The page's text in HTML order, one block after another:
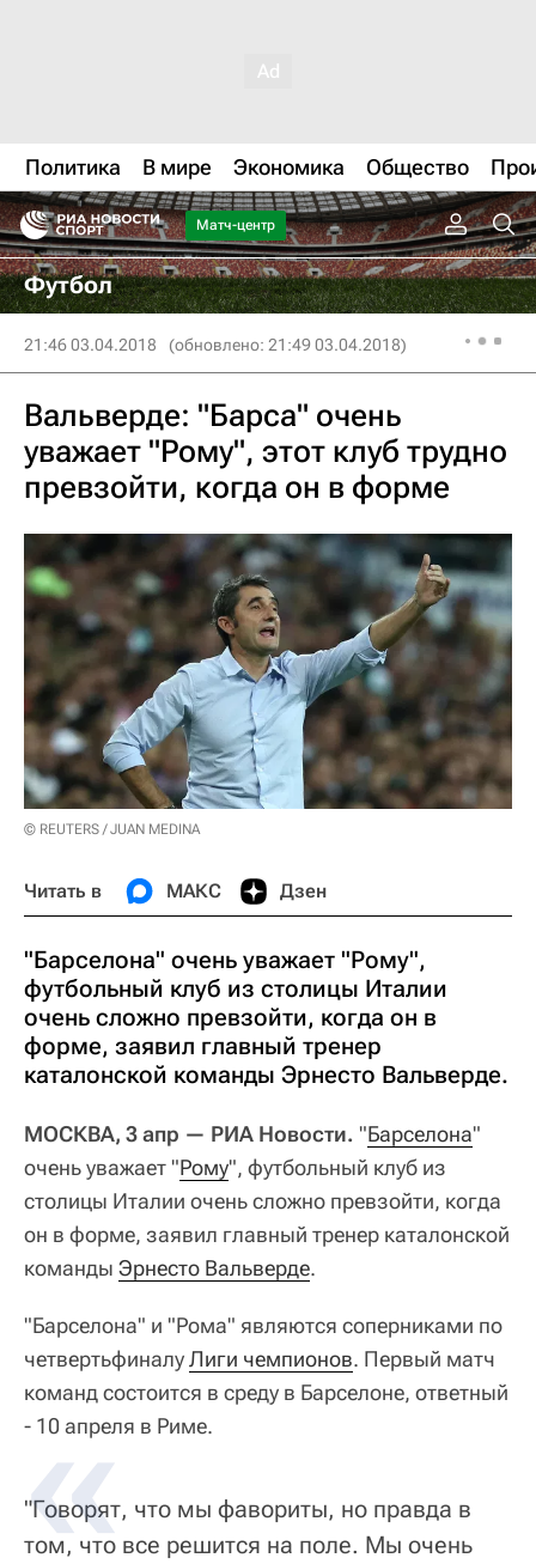
Политика В мире Экономика Общество
Матч-центр
Футбол
21:46 03.04.2018 (обновлено: 21:49 03.04.2018)
Вальверде: "Барса" очень
уважает "Рому", этот клуб трудно
превзойти, когда он в форме
© REUTERS / JUAN MEDINA
Читать в МАКС Дзен
"Барселона" очень уважает "Рому",
футбольный клуб из столицы Италии
очень сложно превзойти, когда он в
форме, заявил главный тренер
каталонской команды Эрнесто Вальверде.
МОСКВА, 3 апр — РИА Новости. "Барселона"
очень уважает "Рому", футбольный клуб из
столицы Италии очень сложно превзойти, когда
он в форме, заявил главный тренер каталонской
команды Эрнесто Вальверде.
"Барселона" и "Рома" являются соперниками по
четвертьфиналуЛиги чемпионов. Первый матч
команд состоится в среду в Барселоне, ответный
- 10 апреля в Риме.
"Говорят, что мы фавориты, но правда в
том, что все решится на поле. Мы очень